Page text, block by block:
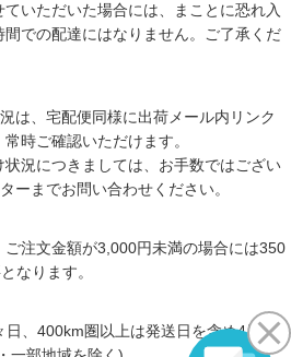
いただいた場合には、まことに恐れ入
間での配達にはなりません。ご了承くだ
は、宅配便同様に出荷メール内リンク
常時ご確認いただけます。
状況につきましては、お手数ではござい
ーまでお問い合わせください。
注文金額が3,000円未満の場合には350
なります。
日、400km圏以上は発送日を含め4日目